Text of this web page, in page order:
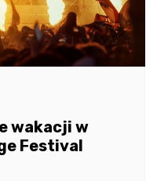
wakacji w
Festival